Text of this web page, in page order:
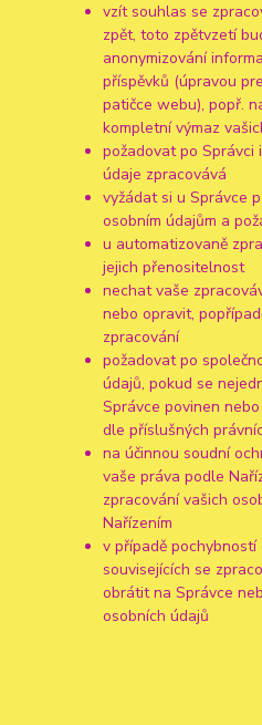
vzít souhlas se
zpět, toto zpětvzetí
anonymizování
příspěvků (úpravou
patičce webu), popř.
kompletní výmaz
požadovat po Správci
údaje zpracovává
vyžádat si u Správce
osobním údajům a
u automatizovaně
jejich přenositelnost
nechat vaše
nebo opravit,
zpracování
požadovat po
údajů, pokud se
Správce povinen
dle příslušných
na účinnou soudní
vaše práva podle
zpracování vašich
Nařízením
v případě
souvisejících se
obrátit na Správce
osobních údajů